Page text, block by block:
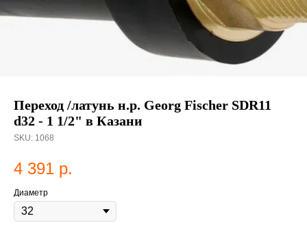
Переход /латунь н.р. Georg Fischer SDR11
d32 - 1 1/2" в Казани
SKU: 1068
4 391 р.
Диаметр